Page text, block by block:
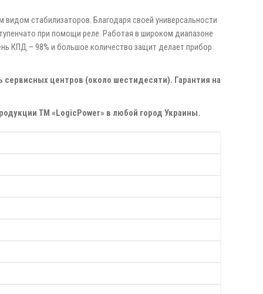
стабилизаторов. Благодаря своей универсальности
при помощи реле. Работая в широком диапазоне
КПД – 98% и большое количество защит делает прибор
центров (около шестидесяти). Гарантия на
ТМ «LogicРower» в любой город Украины.